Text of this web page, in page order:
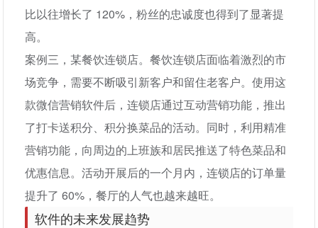
比以往增长了 120%，粉丝的忠诚度也得到了显著提
高。
案例三，某餐饮连锁店。餐饮连锁店面临着激烈的市
场竞争，需要不断吸引新客户和留住老客户。使用这
款微信营销软件后，连锁店通过互动营销功能，推出
了打卡送积分、积分换菜品的活动。同时，利用精准
营销功能，向周边的上班族和居民推送了特色菜品和
优惠信息。活动开展后的一个月内，连锁店的订单量
提升了 60%，餐厅的人气也越来越旺。
软件的未来发展趋势